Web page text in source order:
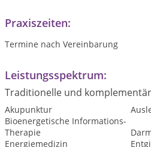
Praxiszeiten:
Termine nach Vereinbarung
Leistungsspektrum:
Traditionelle und
Akupunktur
Bioenergetische Informations-
Therapie
Energiemedizin